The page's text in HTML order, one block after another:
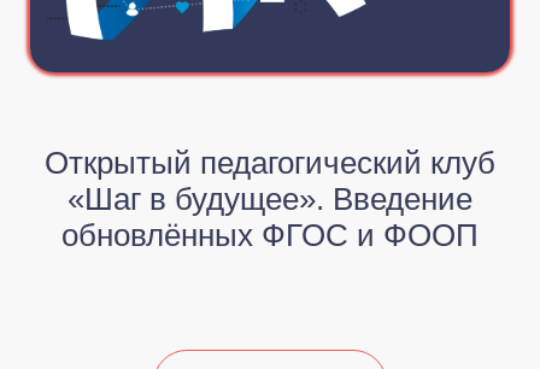
Открытый педагогический клуб
«Шаг в будущее». Введение
обновлённых ФГОС и ФООП